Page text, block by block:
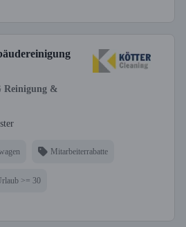
Reinigung &
Mitarbeiterrabatte
>= 30